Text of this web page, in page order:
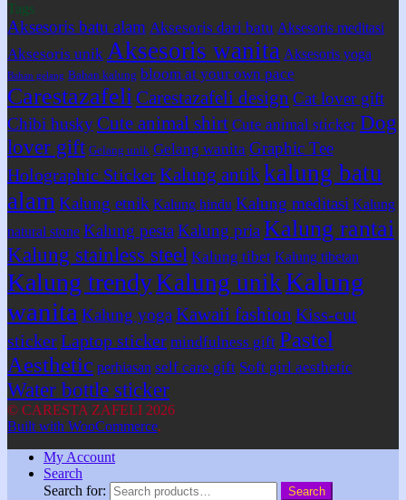
Tags
Aksesoris batu alam Aksesoris dari batu Aksesoris meditasi
Aksesoris unik Aksesoris wanita Aksesoris yoga
Bahan gelang Bahan kalung bloom at your own pace
Carestazafeli Carestazafeli design Cat lover gift
Chibi husky Cute animal shirt Cute animal sticker Dog
lover gift Gelang unik Gelang wanita Graphic Tee
Holographic StickerKalung antikkalung batu
alamKalung etnik Kalung hindu Kalung meditasi Kalung
natural stone Kalung pesta Kalung pria Kalung rantai
Kalung stainless steel Kalung tibet Kalung tibetan
Kalung trendyKalung unikKalung
wanita Kalung yoga Kawaii fashion Kiss-cut
stickerLaptop sticker mindfulness gift Pastel
Aesthetic perhiasan self care gift Soft girl aesthetic
Water bottle sticker
© CARESTA ZAFELI 2026
Built with WooCommerce.
My Account
Search
Search for:
Search